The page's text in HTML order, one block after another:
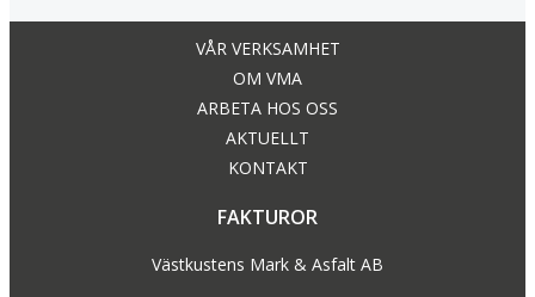
VÅR VERKSAMHET
OM VMA
ARBETA HOS OSS
AKTUELLT
KONTAKT
FAKTUROR
Västkustens Mark & Asfalt AB